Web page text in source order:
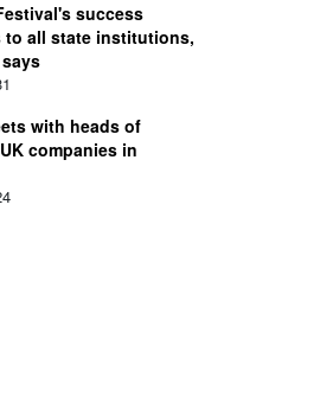
success
to all state institutions,
with heads of
companies in